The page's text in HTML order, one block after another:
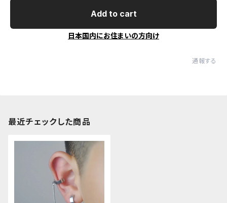
Add to cart
日本国内にお住まいの方向け
通報する
最近チェックした商品